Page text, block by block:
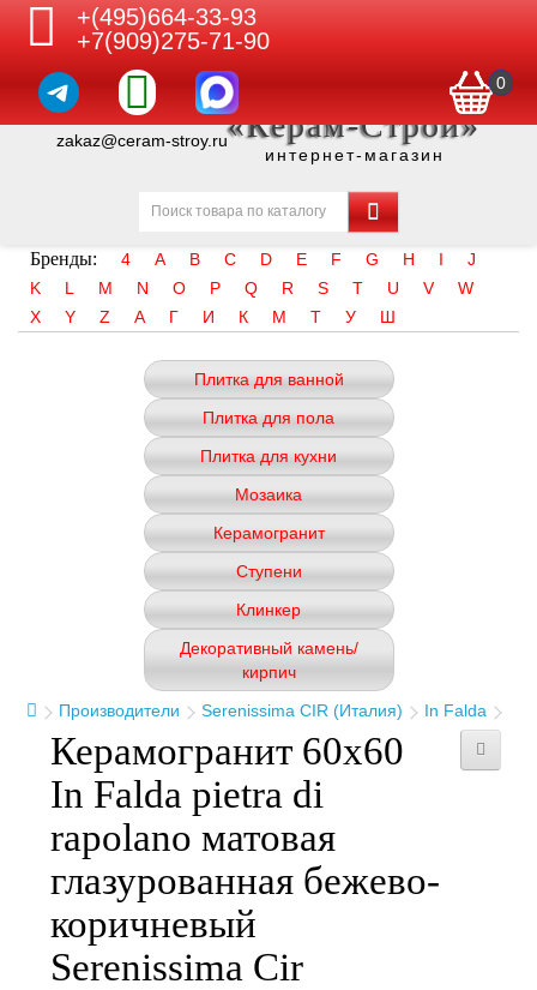
+(495)664-33-93
+7(909)275-71-90
0
zakaz@ceram-stroy.ru«Керам-Строй»
интернет-магазин
Бренды: 4 A B C D E F G H I
J
K
L M N O P Q R S T U V
W
X
Y Z А Г И К М Т У Ш
Плитка для ванной
Плитка для пола
Плитка для кухни
Мозаика
Керамогранит
Ступени
Клинкер
Декоративный камень/
кирпич
Производители
Serenissima CIR (Италия) In Falda
Керамогранит 60x60
In Falda pietra di
rapolano матовая
глазурованная бежево-
коричневый
Serenissima Cir